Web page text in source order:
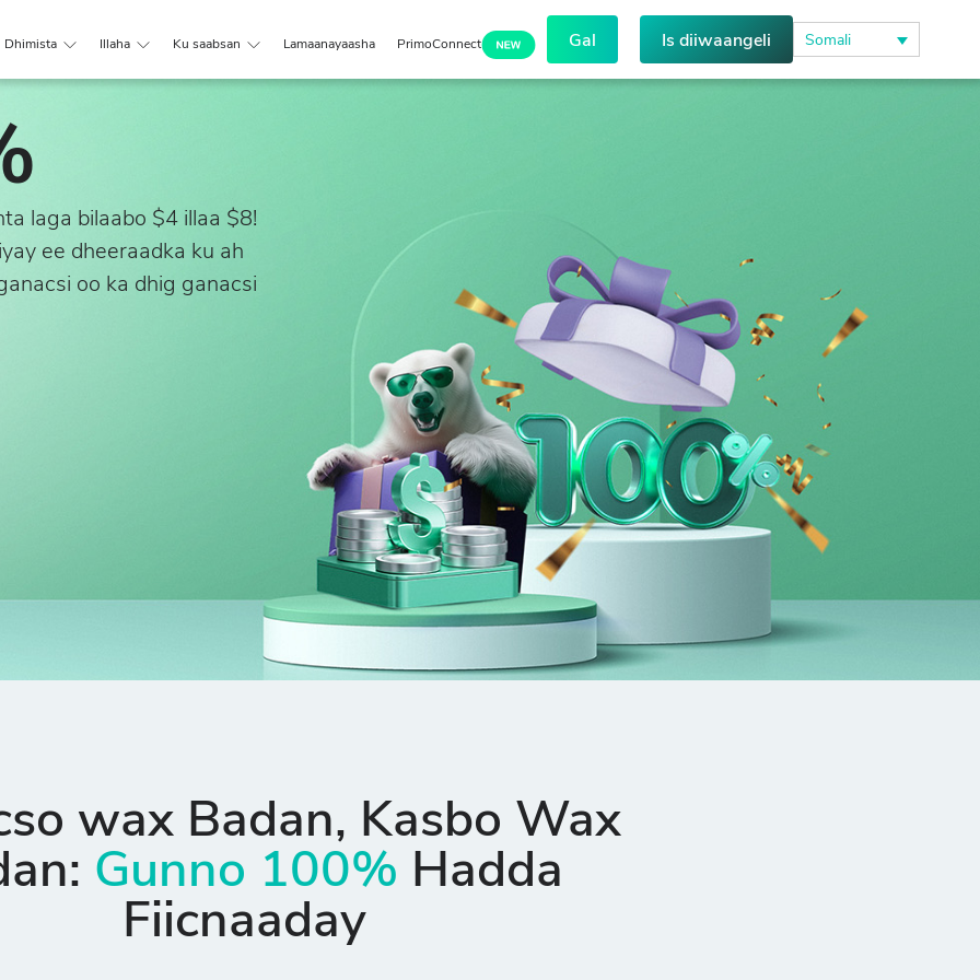
Dhimista Illaha Ku saabsan Lamaanayaasha PrimoConnect Gal Is diiwaangeli Somali
laga bilaabo $4 illaa $8!
ee dheeraadka ku ah
oo ka dhig ganacsi
wax Badan, Kasbo Wax
Gunno 100% Hadda
Fiicnaaday